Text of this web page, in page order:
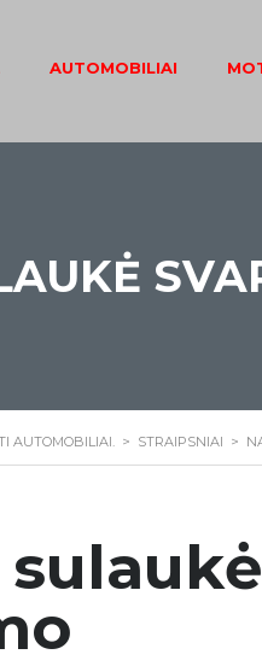
AUTOMOBILIAI
AUTOMOBILIAI. > STRAIPSNIAI >